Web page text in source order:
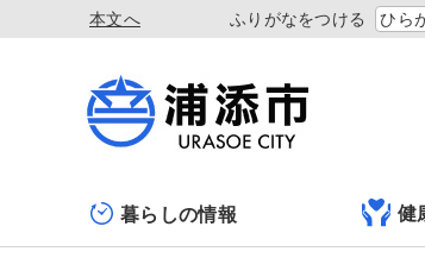
本文へ ふりがなをつける ひら
暮らしの情報 健